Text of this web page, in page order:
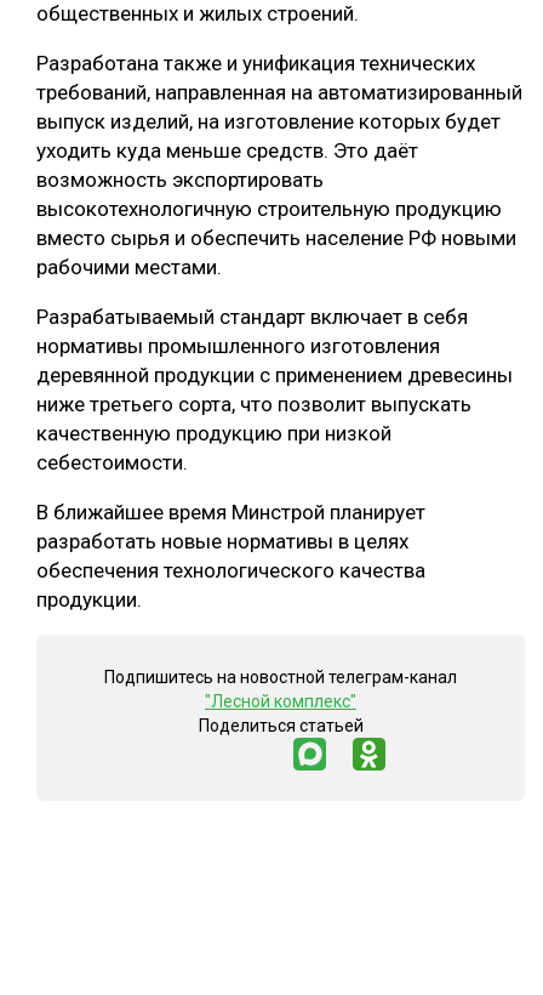
общественных и жилых строений.
Разработана также и унификация технических
требований, направленная на автоматизированный
выпуск изделий, на изготовление которых будет
уходить куда меньше средств. Это даёт
возможность экспортировать
высокотехнологичную строительную продукцию
вместо сырья и обеспечить население РФ новыми
рабочими местами.
Разрабатываемый стандарт включает в себя
нормативы промышленного изготовления
деревянной продукции с применением древесины
ниже третьего сорта, что позволит выпускать
качественную продукцию при низкой
себестоимости.
В ближайшее время Минстрой планирует
разработать новые нормативы в целях
обеспечения технологического качества
продукции.
Подпишитесь на новостной телеграм-канал
"Лесной комплекс"
Поделиться статьей